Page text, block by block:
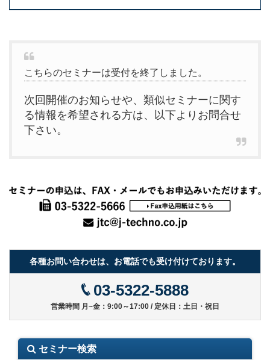
こちらのセミナーは受付を終了しました。
次回開催のお知らせや、類似セミナーに関す
る情報を希望される方は、以下よりお問合せ
下さい。
各種お問い合わせは、お電話でも受け付けております。
03-5322-5888
営業時間 月~金：9:00～17:00 / 定休日：土日・祝日
セミナー検索